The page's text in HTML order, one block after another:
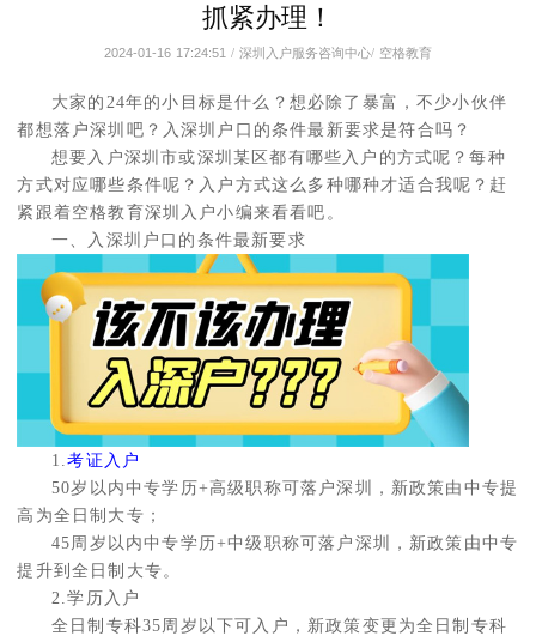
抓紧办理！
2024-01-16 17:24:51 / 深圳入户服务咨询中心/ 空格教育
大家的24年的小目标是什么？想必除了暴富，不少小伙伴
都想落户深圳吧？入深圳户口的条件最新要求是符合吗？
想要入户深圳市或深圳某区都有哪些入户的方式呢？每种
方式对应哪些条件呢？入户方式这么多种哪种才适合我呢？赶
紧跟着空格教育深圳入户小编来看看吧。
一、入深圳户口的条件最新要求
1.考证入户
50岁以内中专学历+高级职称可落户深圳，新政策由中专提
高为全日制大专；
45周岁以内中专学历+中级职称可落户深圳，新政策由中专
提升到全日制大专。
2.学历入户
全日制专科35周岁以下可入户，新政策变更为全日制专科